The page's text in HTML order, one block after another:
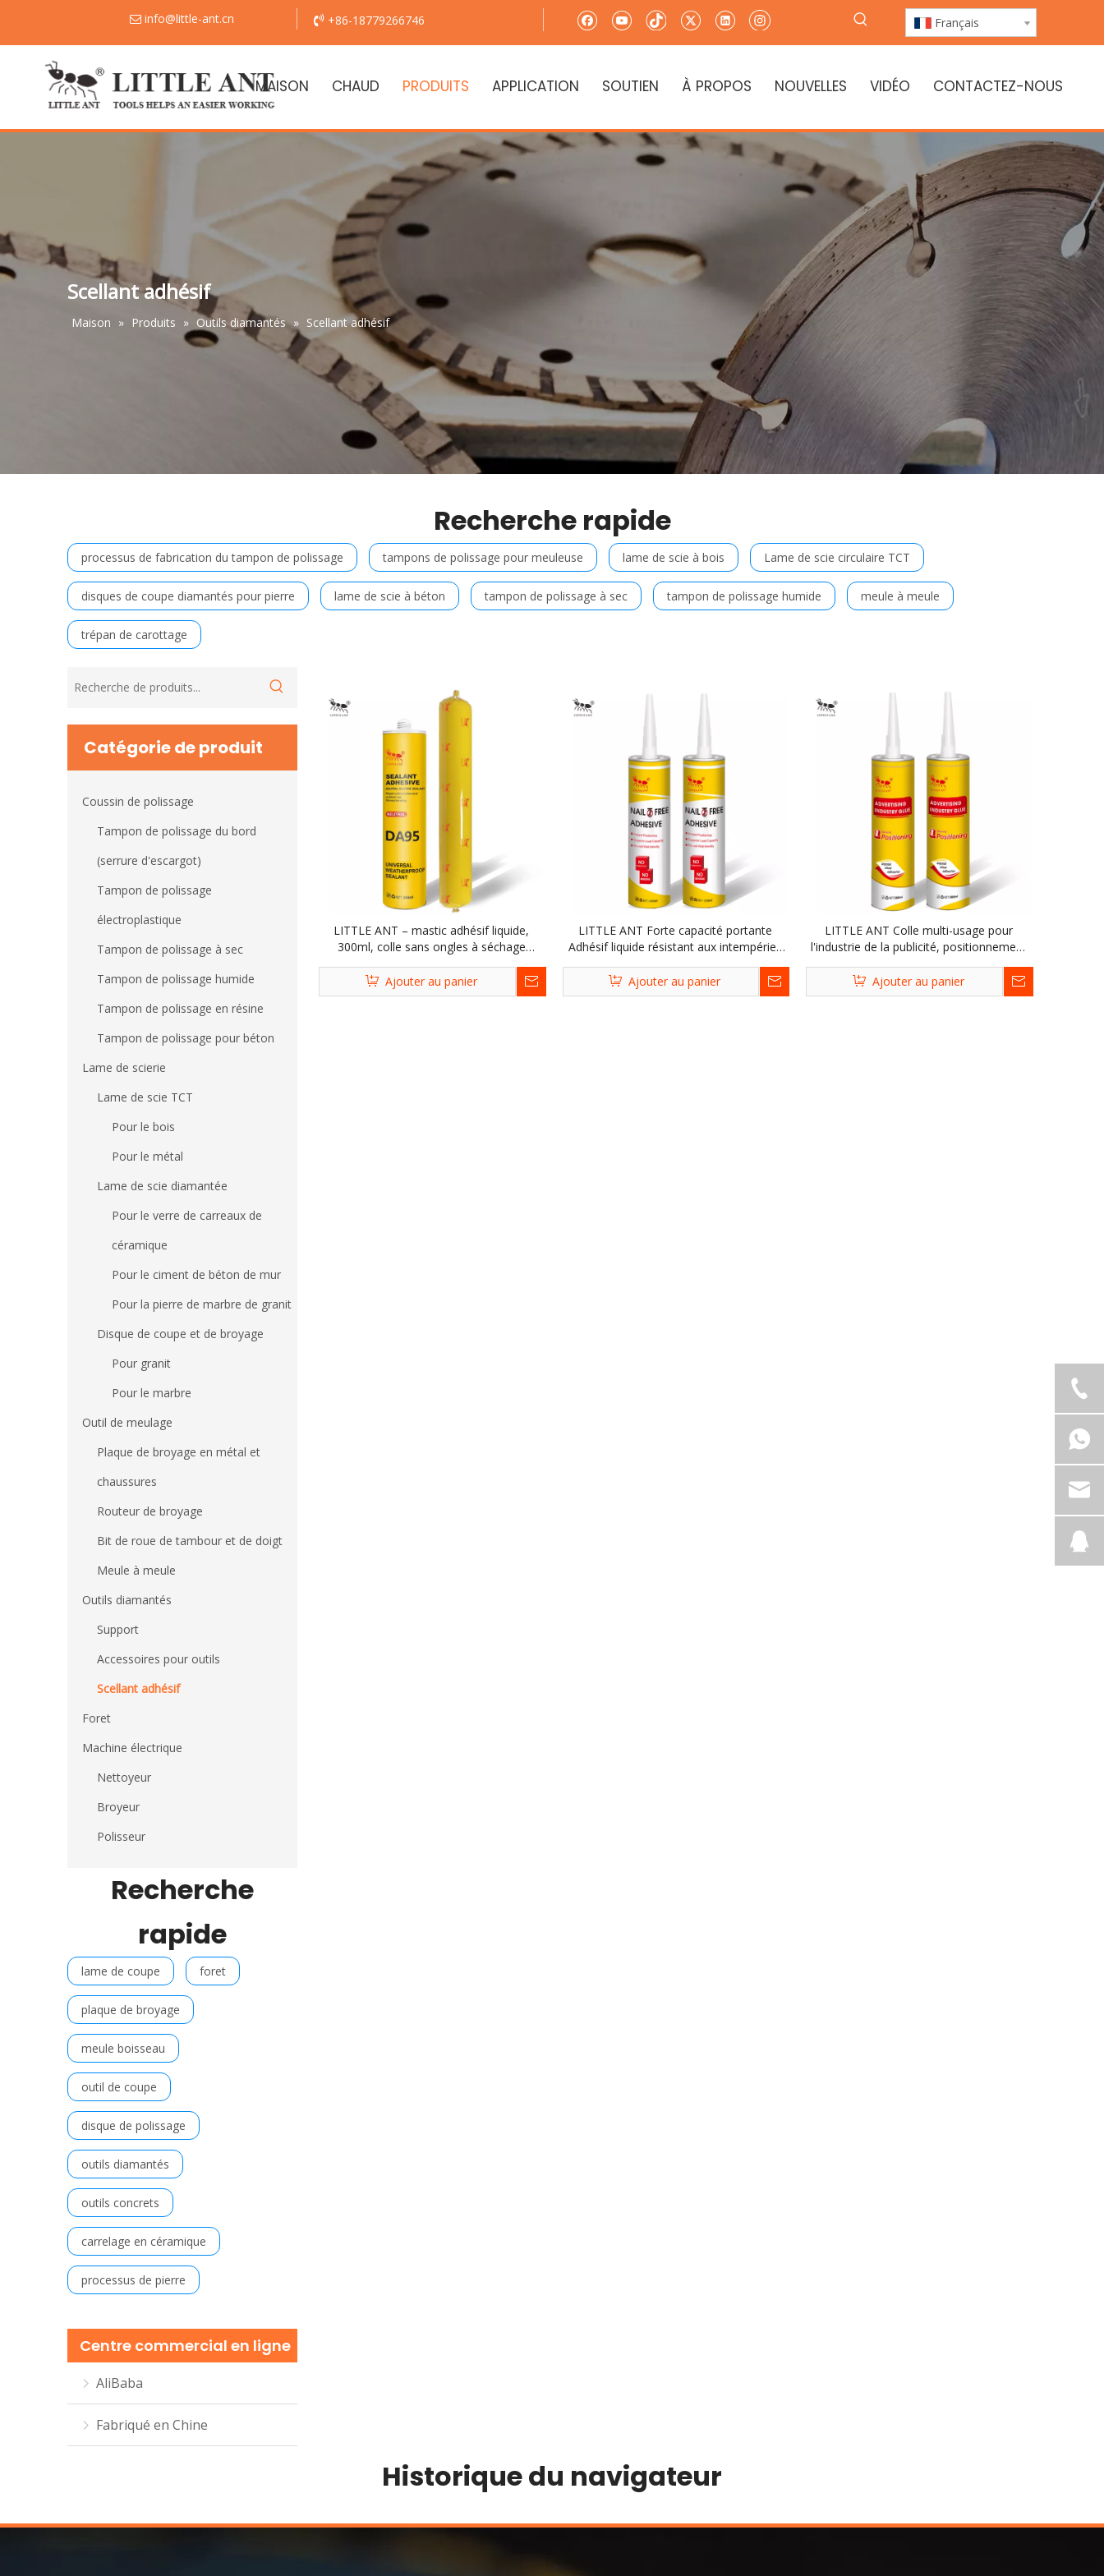
 info@little-ant.cn  +86-18779266746 Français
MAISON CHAUD PRODUITS APPLICATION SOUTIEN À PROPOS NOUVELLES VIDÉO CONTACTEZ-NOUS
Scellant adhésif
Maison » Produits » Outils diamantés » Scellant adhésif
Recherche rapide
processus de fabrication du tampon de polissage tampons de polissage pour meuleuse lame de scie à bois Lame de scie circulaire TCT
disques de coupe diamantés pour pierre lame de scie à béton tampon de polissage à sec tampon de polissage humide meule à meule
trépan de carottage
Catégorie de produit
Coussin de polissage
Tampon de polissage du bord
(serrure d'escargot)
Tampon de polissage
électroplastique
Tampon de polissage à sec
Tampon de polissage humide
Tampon de polissage en résine
Tampon de polissage pour béton
Lame de scierie
Lame de scie TCT
Pour le bois
Pour le métal
Lame de scie diamantée
Pour le verre de carreaux de
céramique
Pour le ciment de béton de mur
Pour la pierre de marbre de granit
Disque de coupe et de broyage
Pour granit
Pour le marbre
Outil de meulage
Plaque de broyage en métal et
chaussures
Routeur de broyage
Bit de roue de tambour et de doigt
Meule à meule
Outils diamantés
Support
Accessoires pour outils
Scellant adhésif
Foret
Machine électrique
Nettoyeur
Broyeur
Polisseur
Recherche
rapide
lame de coupe foret
plaque de broyage
meule boisseau
outil de coupe
disque de polissage
outils diamantés
outils concrets
carrelage en céramique
processus de pierre
Centre commercial en ligne
AliBaba
Fabriqué en Chine
LITTLE ANT – mastic adhésif liquide,
300ml, colle sans ongles à séchage
décoration, vente directe d'usine
Ajouter au panier
LITTLE ANT Forte capacité portante
Adhésif liquide résistant aux intempéries
clous pour le travail du bois de
construction
Ajouter au panier
LITTLE ANT Colle multi-usage pour
l'industrie de la publicité, positionnement
gratuite, mucilage adhésif longue durée
pour bois, brique, verre, céramique
Ajouter au panier
Historique du navigateur